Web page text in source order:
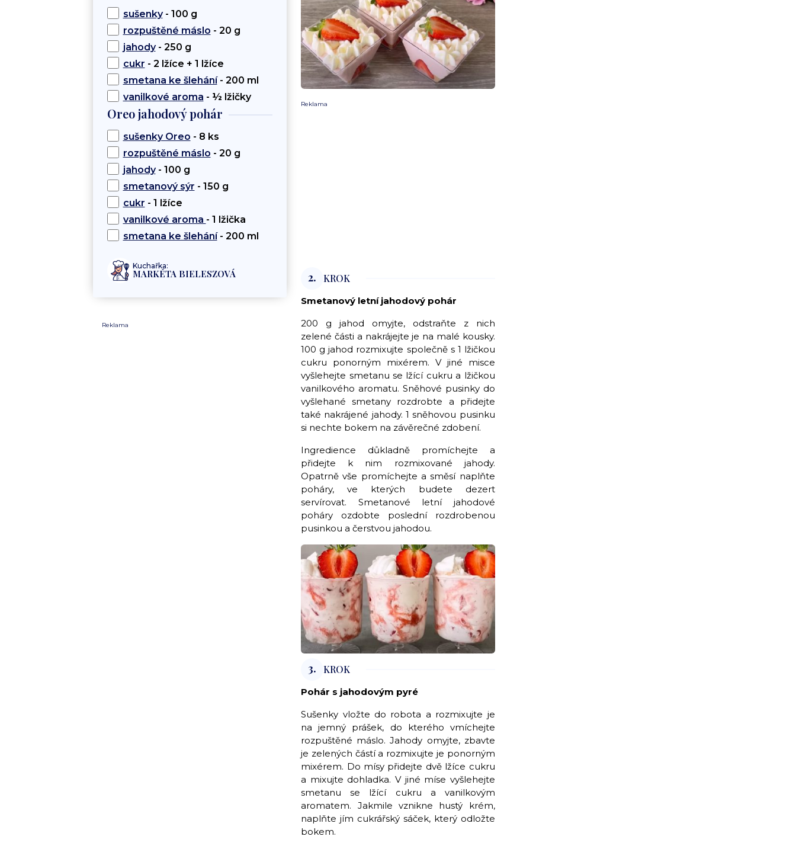
sušenky- 100 g
rozpuštěné máslo - 20 g
jahody- 250 g
cukr - 2 lžíce + 1 lžíce
smetana ke šlehání- 200 ml
vanilkové aroma - ½ lžičky
Oreo jahodový pohár
sušenky Oreo - 8 ks
rozpuštěné máslo - 20 g
jahody- 100 g
smetanový sýr - 150 g
cukr - 1 lžíce
vanilkové aroma - 1 lžička
smetana ke šlehání- 200 ml
Kuchařka:
MARKÉTA BIELESZOVÁ
Reklama
Reklama
2. KROK
Smetanový letní jahodový pohár
200 g jahod omyjte, odstraňte z nich
zelené části a nakrájejte je na malé kousky.
100 g jahod rozmixujte společně s 1 lžičkou
cukru ponorným mixérem. V jiné misce
vyšlehejte smetanu se lžící cukru a lžičkou
vanilkového aromatu. Sněhové pusinky do
vyšlehané smetany rozdrobte a přidejte
také nakrájené jahody. 1 sněhovou pusinku
si nechte bokem na závěrečné zdobení.
Ingredience důkladně promíchejte a
přidejte k nim rozmixované jahody.
Opatrně vše promíchejte a směsí naplňte
poháry, ve kterých budete dezert
servírovat. Smetanové letní jahodové
poháry ozdobte poslední rozdrobenou
pusinkou a čerstvou jahodou.
3. KROK
Pohár s jahodovým pyré
Sušenky vložte do robota a rozmixujte je
na jemný prášek, do kterého vmíchejte
rozpuštěné máslo. Jahody omyjte, zbavte
je zelených částí a rozmixujte je ponorným
mixérem. Do mísy přidejte dvě lžíce cukru
a mixujte dohladka. V jiné míse vyšlehejte
smetanu se lžící cukru a vanilkovým
aromatem. Jakmile vznikne hustý krém,
naplňte jím cukrářský sáček, který odložte
bokem.